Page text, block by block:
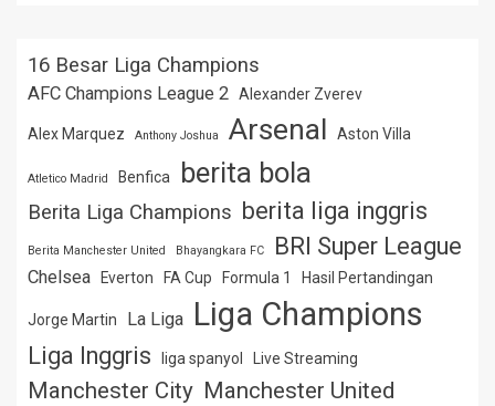
16 Besar Liga Champions
AFC Champions League 2 Alexander Zverev
Alex Marquez Anthony Joshua Arsenal Aston Villa
Atletico Madrid Benfica berita bola
Berita Liga Champions berita liga inggris
Berita Manchester United Bhayangkara FC BRI Super League
Chelsea Everton FA Cup Formula 1 Hasil Pertandingan
Jorge Martin La Liga Liga Champions
Liga Inggris liga spanyol Live Streaming
Manchester City Manchester United